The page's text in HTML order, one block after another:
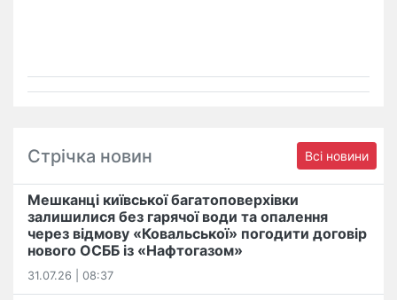
Стрічка новин Всі новини
Мешканці київської багатоповерхівки
залишилися без гарячої води та опалення
через відмову «Ковальської» погодити договір
нового ОСББ із «Нафтогазом»
31.07.26 | 08:37